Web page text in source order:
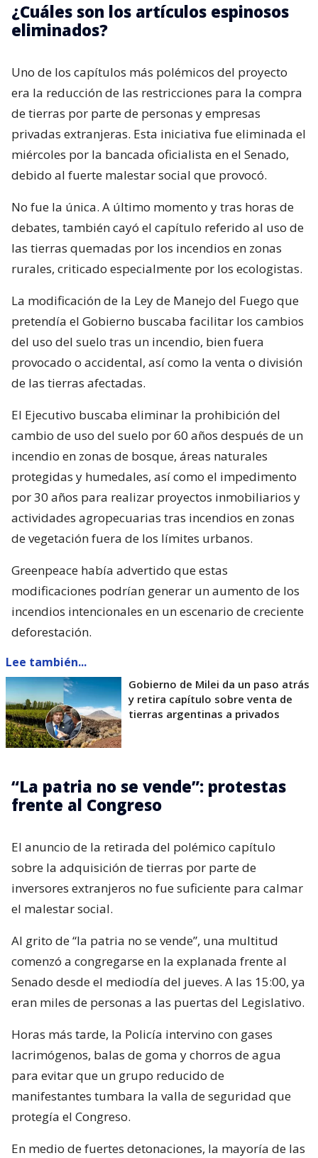
¿Cuáles son los artículos espinosos
eliminados?
Uno de los capítulos más polémicos del proyecto
era la reducción de las restricciones para la compra
de tierras por parte de personas y empresas
privadas extranjeras. Esta iniciativa fue eliminada el
miércoles por la bancada oficialista en el Senado,
debido al fuerte malestar social que provocó.
No fue la única. A último momento y tras horas de
debates, también cayó el capítulo referido al uso de
las tierras quemadas por los incendios en zonas
rurales, criticado especialmente por los ecologistas.
La modificación de la Ley de Manejo del Fuego que
pretendía el Gobierno buscaba facilitar los cambios
del uso del suelo tras un incendio, bien fuera
provocado o accidental, así como la venta o división
de las tierras afectadas.
El Ejecutivo buscaba eliminar la prohibición del
cambio de uso del suelo por 60 años después de un
incendio en zonas de bosque, áreas naturales
protegidas y humedales, así como el impedimento
por 30 años para realizar proyectos inmobiliarios y
actividades agropecuarias tras incendios en zonas
de vegetación fuera de los límites urbanos.
Greenpeace había advertido que estas
modificaciones podrían generar un aumento de los
incendios intencionales en un escenario de creciente
deforestación.
Lee también...
Gobierno de Milei da un paso atrás
y retira capítulo sobre venta de
tierras argentinas a privados
“La patria no se vende”: protestas
frente al Congreso
El anuncio de la retirada del polémico capítulo
sobre la adquisición de tierras por parte de
inversores extranjeros no fue suficiente para calmar
el malestar social.
Al grito de “la patria no se vende”, una multitud
comenzó a congregarse en la explanada frente al
Senado desde el mediodía del jueves. A las 15:00, ya
eran miles de personas a las puertas del Legislativo.
Horas más tarde, la Policía intervino con gases
lacrimógenos, balas de goma y chorros de agua
para evitar que un grupo reducido de
manifestantes tumbara la valla de seguridad que
protegía el Congreso.
En medio de fuertes detonaciones, la mayoría de las